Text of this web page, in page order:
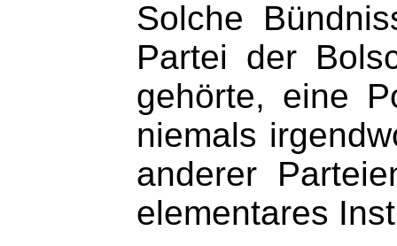
Solche
Partei der
gehörte, eine
niemals
anderer
elementares